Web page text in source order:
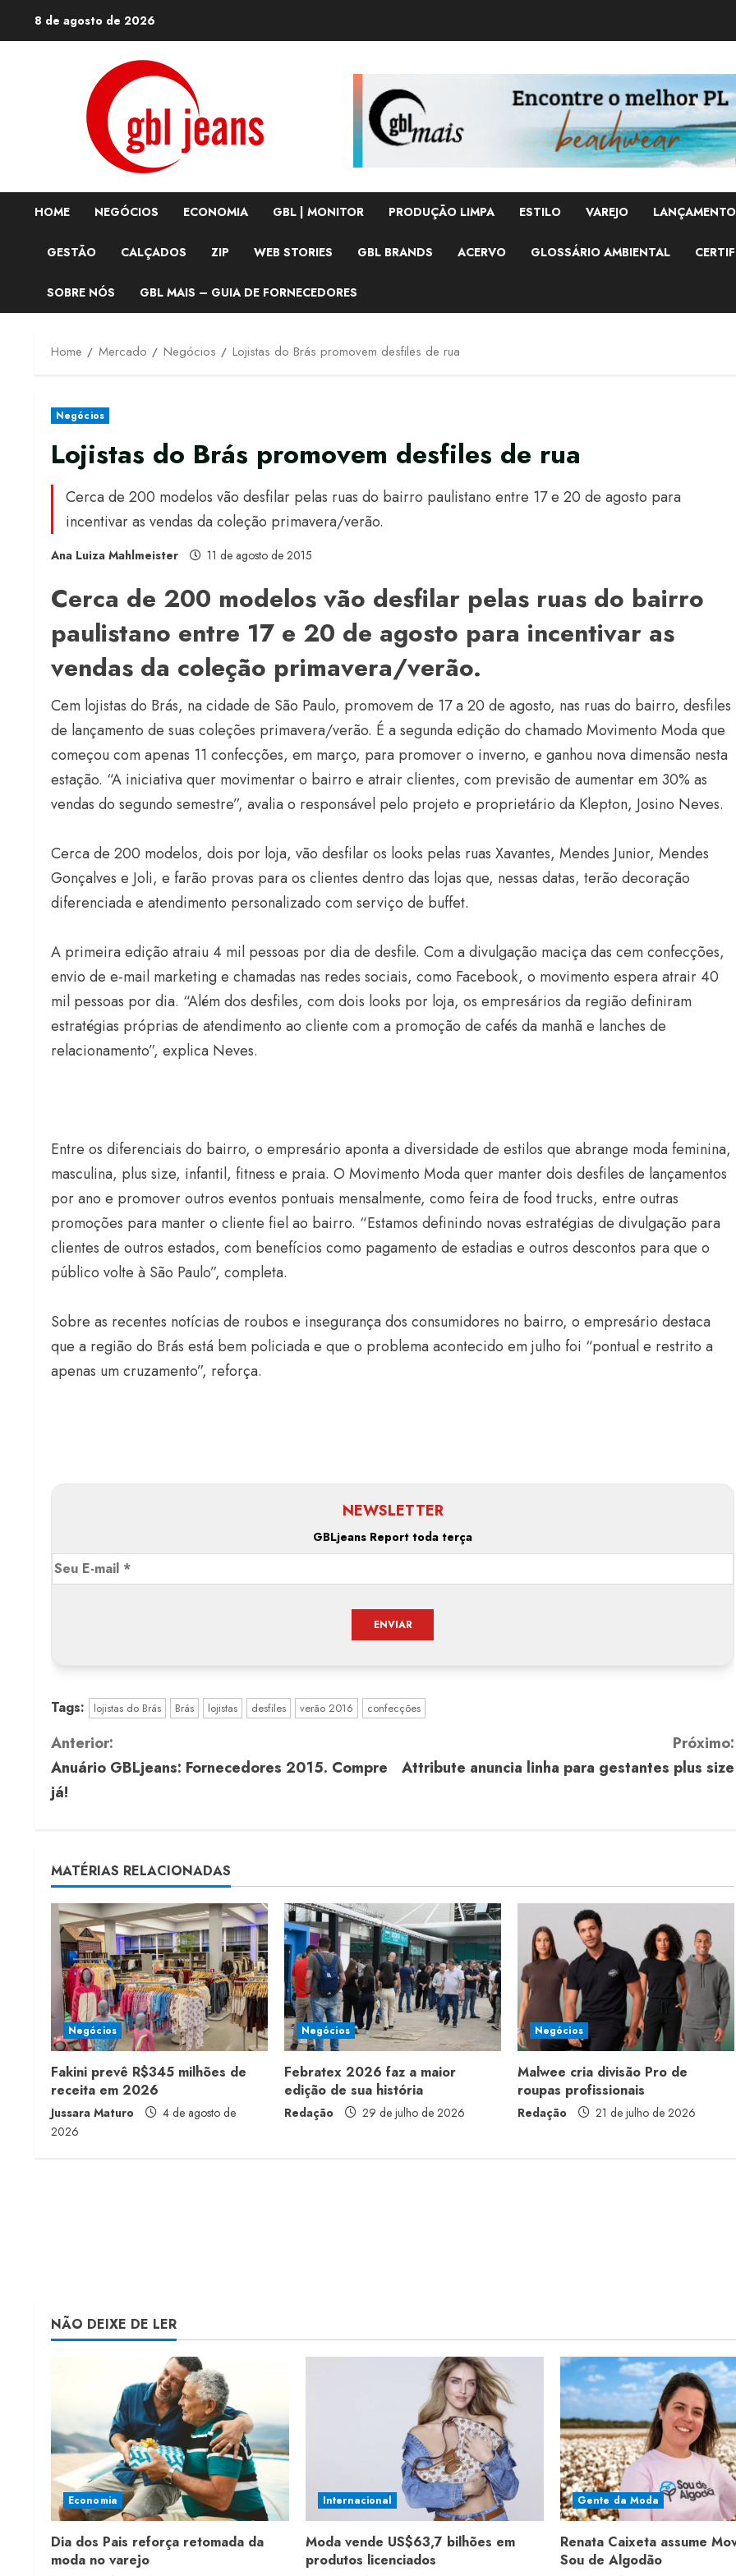
8 de agosto de 2026
HOME NEGÓCIOS ECONOMIA GBL | MONITOR PRODUÇÃO LIMPA ESTILO VAREJO
GESTÃO CALÇADOS ZIP WEB STORIES GBL BRANDS ACERVO GLOSSÁRIO AMBIENTAL
SOBRE NÓS GBL MAIS – GUIA DE FORNECEDORES
Home Mercado Negócios Lojistas do Brás promovem desfiles de rua
Negócios
Lojistas do Brás promovem desfiles de rua
Cerca de 200 modelos vão desfilar pelas ruas do bairro paulistano entre 17 e 20 de agosto para
incentivar as vendas da coleção primavera/verão.
Ana Luiza Mahlmeister 11 de agosto de 2015
Cerca de 200 modelos vão desfilar pelas ruas do bairro
paulistano entre 17 e 20 de agosto para incentivar as
vendas da coleção primavera/verão.
Cem lojistas do Brás, na cidade de São Paulo, promovem de 17 a 20 de agosto, nas ruas do bairro, desfiles
de lançamento de suas coleções primavera/verão. É a segunda edição do chamado Movimento Moda que
começou com apenas 11 confecções, em março, para promover o inverno, e ganhou nova dimensão nesta
estação. “A iniciativa quer movimentar o bairro e atrair clientes, com previsão de aumentar em 30% as
vendas do segundo semestre”, avalia o responsável pelo projeto e proprietário da Klepton, Josino Neves.
Cerca de 200 modelos, dois por loja, vão desfilar os looks pelas ruas Xavantes, Mendes Junior, Mendes
Gonçalves e Joli, e farão provas para os clientes dentro das lojas que, nessas datas, terão decoração
diferenciada e atendimento personalizado com serviço de buffet.
A primeira edição atraiu 4 mil pessoas por dia de desfile. Com a divulgação maciça das cem confecções,
envio de e-mail marketing e chamadas nas redes sociais, como Facebook, o movimento espera atrair 40
mil pessoas por dia. “Além dos desfiles, com dois looks por loja, os empresários da região definiram
estratégias próprias de atendimento ao cliente com a promoção de cafés da manhã e lanches de
relacionamento”, explica Neves.
Entre os diferenciais do bairro, o empresário aponta a diversidade de estilos que abrange moda feminina,
masculina, plus size, infantil, fitness e praia. O Movimento Moda quer manter dois desfiles de lançamentos
por ano e promover outros eventos pontuais mensalmente, como feira de food trucks, entre outras
promoções para manter o cliente fiel ao bairro. “Estamos definindo novas estratégias de divulgação para
clientes de outros estados, com benefícios como pagamento de estadias e outros descontos para que o
público volte à São Paulo”, completa.
Sobre as recentes notícias de roubos e insegurança dos consumidores no bairro, o empresário destaca
que a região do Brás está bem policiada e que o problema acontecido em julho foi “pontual e restrito a
apenas um cruzamento”, reforça.
NEWSLETTER
GBLjeans Report toda terça
Tags: lojistas do Brás Brás lojistas desfiles verão 2016 confecções
C
o
i
n
u
e
R
e
a
d
Anterior:
Anuário GBLjeans: Fornecedores 2015. Compre
já!
Próximo:
Attribute anuncia linha para gestantes plus size
MATÉRIAS RELACIONADAS
Negócios
Fakini prevê R$345 milhões de
receita em 2026
Jussara Maturo
4 de agosto de
2026
Negócios
Febratex 2026 faz a maior
edição de sua história
Redação 29 de julho de 2026
Negócios
Malwee cria divisão Pro de
roupas profissionais
Redação 21 de julho de 2026
Radiant Earth será a cor do
de 2028 da WGSN
NÃO DEIXE DE LER
Economia
Dia dos Pais reforça retomada da
moda no varejo
Internacional
Moda vende US$63,7 bilhões em
produtos licenciados
Gente da Moda
Renata Caixeta assume
Sou de Algodão